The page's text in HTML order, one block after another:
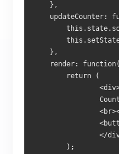
    },
updateCounter:
    },
render:
        return (
</
        );